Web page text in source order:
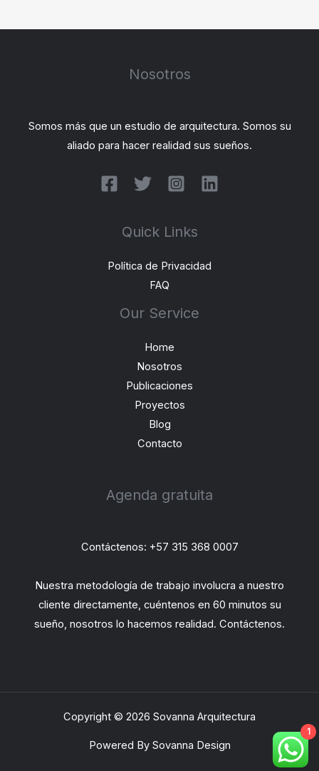
Nosotros
Somos más que un estudio de arquitectura. Somos su
aliado para hacer realidad sus sueños.
Quick Links
Política de Privacidad
FAQ
Our Service
Home
Nosotros
Publicaciones
Proyectos
Blog
Contacto
Agenda gratuita
Contáctenos: +57 315 368 0007
Nuestra metodología de trabajo involucra a nuestro
cliente directamente, cuéntenos en 60 minutos su
sueño, nosotros lo hacemos realidad. Contáctenos.
Copyright © 2026 Sovanna Arquitectura
Powered By Sovanna Design
1